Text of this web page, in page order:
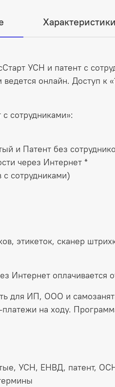
Характеристики
УСН и патент с
онлайн. Доступ
сотрудниками»:
и Патент без
через Интернет *
сотрудниками)
этикеток, сканер
Интернет оплачивается
для ИП, ООО и
на ходу.
УСН, ЕНВД, патент,